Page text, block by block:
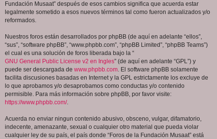
Fundación Musaat” después de esos cambios significa que acuerda estar
legalmente sometido a esos nuevos términos tal como fueron actualizados y/o
reformados.
Nuestros foros están desarrollados por phpBB (de aquí en adelante “ellos”,
“sus”, “software phpBB”, “www.phpbb.com”, “phpBB Limited”, “phpBB Teams”)
el cual es una solución de foros liberada bajo la “
GNU General Public License v2 en Ingles” (de aquí en adelante “GPL”) y
puede ser descargada de www.phpbb.com. El software phpBB solamente
facilita discusiones basadas en Internet y la GPL estrictamente los excluye de
lo que aprobamos y/o desaprobamos como conductas y/o contenido
permisible. Para más información sobre phpBB, por favor visite:
https://www.phpbb.com/.
Acuerda no enviar ningun contenido abusivo, obsceno, vulgar, difamatorio,
indecente, amenazante, sexual o cualquier otro material que pueda violar
cualquier ley de su país, el país donde “Foros de la Fundación Musaat” está